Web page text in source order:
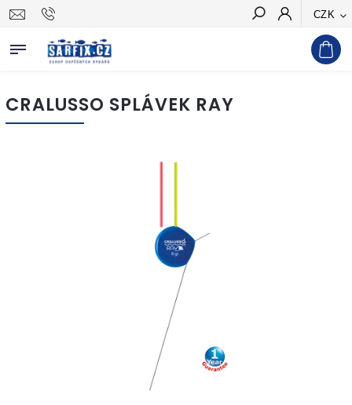
CZK
Hledat
CRALUSSO SPLÁVEK RAY